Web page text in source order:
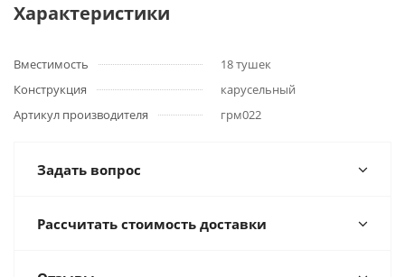
Характеристики
Вместимость
18 тушек
Конструкция
карусельный
Артикул производителя
грм022
Задать вопрос
Рассчитать стоимость доставки